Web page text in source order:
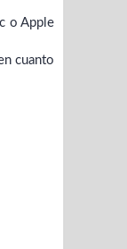
o Apple
cuanto